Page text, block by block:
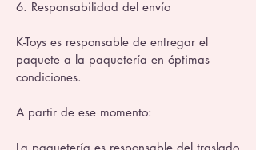
6. Responsabilidad del envío
K-Toys es responsable de entregar el
paquete a la paquetería en óptimas
condiciones.
A partir de ese momento: